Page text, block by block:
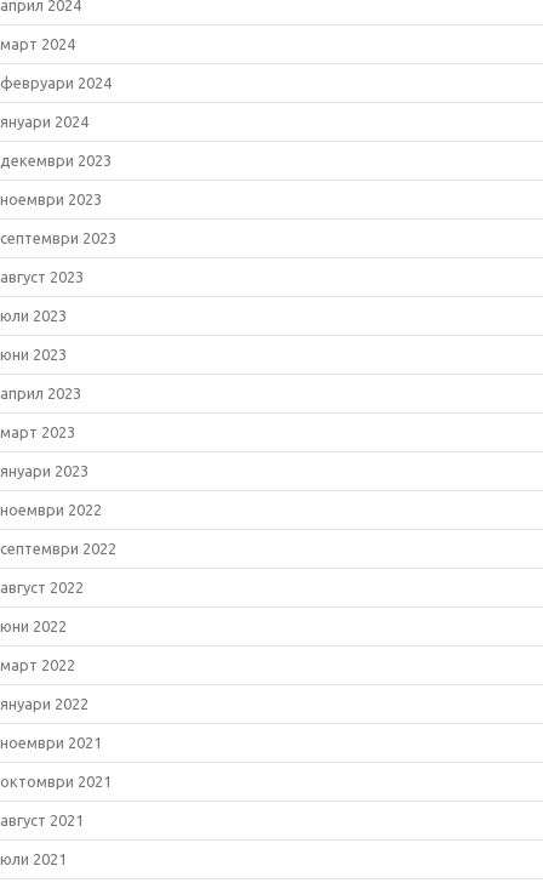
април 2024
март 2024
февруари 2024
януари 2024
декември 2023
ноември 2023
септември 2023
август 2023
юли 2023
юни 2023
април 2023
март 2023
януари 2023
ноември 2022
септември 2022
август 2022
юни 2022
март 2022
януари 2022
ноември 2021
октомври 2021
август 2021
юли 2021